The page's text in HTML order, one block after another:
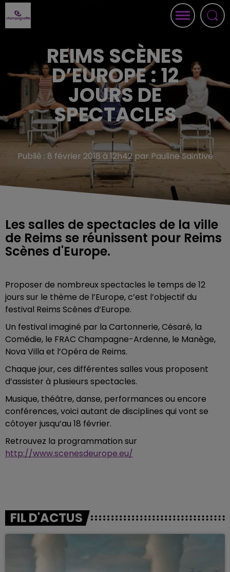
REIMS SCÈNES
D’EUROPE : 12
JOURS DE
SPECTACLES
Publié : 8 février 2018 à 12h42 par Pauline Saintive
Les salles de spectacles de la ville
de Reims se réunissent pour Reims
Scènes d'Europe.
Proposer de nombreux spectacles le temps de 12
jours sur le thème de l’Europe, c’est l’objectif du
festival Reims Scènes d’Europe.
Un festival imaginé par la Cartonnerie, Césaré, la
Comédie, le FRAC Champagne-Ardenne, le Manège,
Nova Villa et l’Opéra de Reims.
Chaque jour, ces différentes salles vous proposent
d’assister à plusieurs spectacles.
Musique, théâtre, danse, performances ou encore
conférences, voici autant de disciplines qui vont se
côtoyer jusqu’au 18 février.
Retrouvez la programmation sur
http://www.scenesdeurope.eu/
FIL D'ACTUS